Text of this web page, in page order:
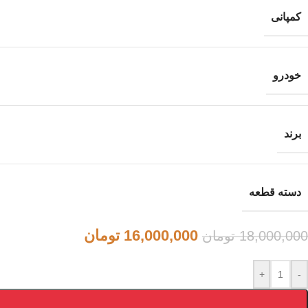
کمپانی
خودرو
برند
دسته قطعه
18,000,000 تومان 16,000,000 تومان
-
+